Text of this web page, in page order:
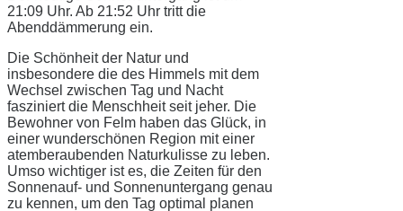
21:09 Uhr. Ab 21:52 Uhr tritt die
Abenddämmerung ein.
Die Schönheit der Natur und
insbesondere die des Himmels mit dem
Wechsel zwischen Tag und Nacht
fasziniert die Menschheit seit jeher. Die
Bewohner von Felm haben das Glück, in
einer wunderschönen Region mit einer
atemberaubenden Naturkulisse zu leben.
Umso wichtiger ist es, die Zeiten für den
Sonnenauf- und Sonnenuntergang genau
zu kennen, um den Tag optimal planen